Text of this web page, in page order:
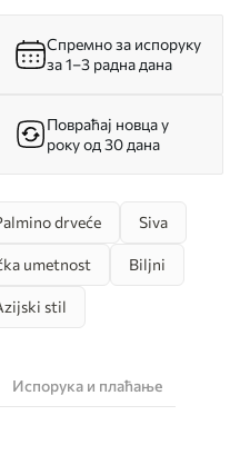
Спремно за испоруку
за 1–3 радна дана
Повраћај новца у
року од 30 дана
drveće Siva
umetnost Biljni
stil
Испорука и плаћање